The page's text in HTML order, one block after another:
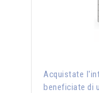
Acquistate
beneficiate di